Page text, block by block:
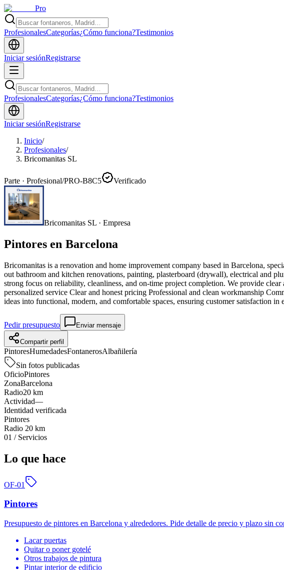
Pro
ProfesionalesCategorías¿Cómo funciona?Testimonios
Iniciar sesiónRegistrarse
ProfesionalesCategorías¿Cómo funciona?Testimonios
Iniciar sesiónRegistrarse
Inicio/
Profesionales/
Bricomanitas SL
Parte · Profesional/PRO-B8C5 Verificado
Bricomanitas SL · Empresa
Pintores en Barcelona
Bricomanitas is a renovation and home improvement company based in Barcelona,
out bathroom and kitchen renovations, painting, plasterboard (drywall), electrical and
strong focus on reliability, cleanliness, and on-time project completion. We provide
personalized service Clear and honest pricing Professional and clean workmanship
ideas into functional, modern, and comfortable spaces, ensuring customer satisfaction in
Pedir presupuesto Enviar mensaje
Compartir perfil
PintoresHumedadesFontanerosAlbañilería
Sin fotos publicadas
OficioPintores
ZonaBarcelona
Radio20 km
Actividad—
Identidad verificada
Pintores
Radio 20 km
01 / Servicios
Lo que hace
OF-01
Pintores
Presupuesto de pintores en Barcelona y alrededores. Pide detalle de precio y plazo sin
Lacar puertas
Quitar o poner gotelé
Otros trabajos de pintura
Pintar interior de edificio